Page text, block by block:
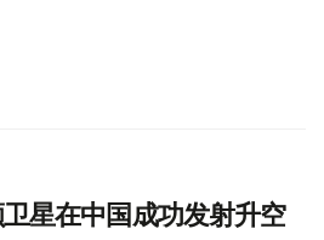
星在中国成功发射升空